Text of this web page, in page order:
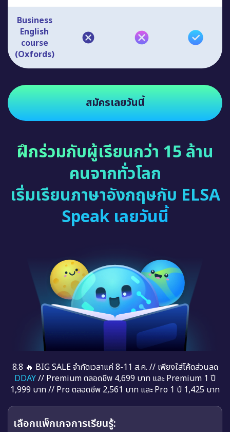
Business
English
course
(Oxfords)
สมัครเลยวันนี้
ฝึกร่วมกับผู้เรียนกว่า 15 ล้าน
คนจากทั่วโลก
เริ่มเรียนภาษาอังกฤษกับ ELSA
Speak เลยวันนี้
8.8 🔥 BIG SALE จำกัดเวลาแค่ 8-11 ส.ค. // เพียงใส่โค้ดส่วนลด
DDAY// Premium ตลอดชีพ 4,699 บาท และ Premium 1 ปี
1,999 บาท // Pro ตลอดชีพ 2,561 บาท และ Pro 1 ปี 1,425 บาท
เลือกแพ็กเกจการเรียนรู้: